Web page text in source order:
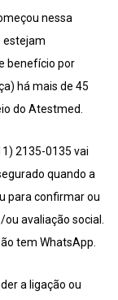
nessa
estejam
benefício por
há mais de 45
do Atestmed.
2135-0135 vai
quando a
para confirmar ou
avaliação social.
tem WhatsApp.
a ligação ou